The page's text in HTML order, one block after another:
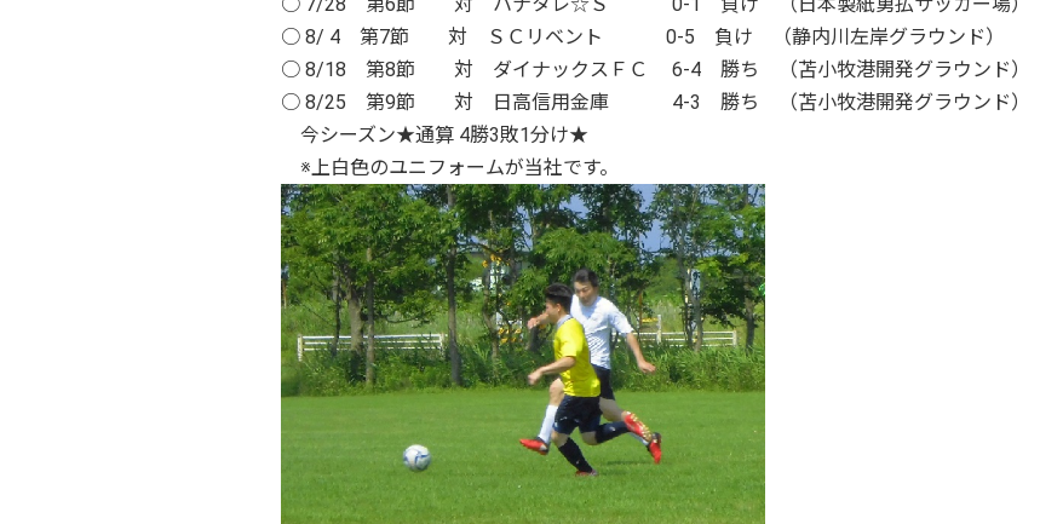
○ 7/28 第6節 対 ハナタレ☆Ｓ 0-1 負け （日本製紙勇払サッカー場）
○ 8/ 4 第7節 対 ＳＣリベント 0-5 負け （静内川左岸グラウンド）
○ 8/18 第8節 対 ダイナックスＦＣ 6-4 勝ち （苫小牧港開発グラウンド）
○ 8/25 第9節 対 日高信用金庫 4-3 勝ち （苫小牧港開発グラウンド）
今シーズン★通算 4勝3敗1分け★
※上白色のユニフォームが当社です。